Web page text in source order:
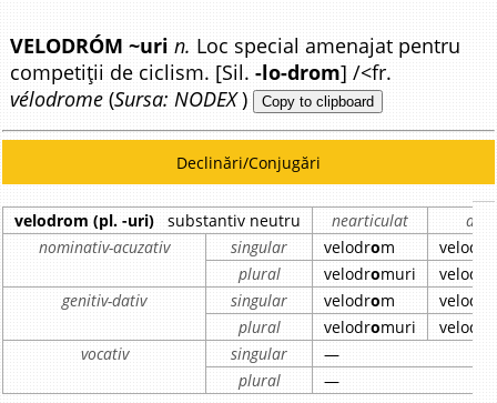
VELODRÓM ~uri n. Loc special amenajat pentru
competiții de ciclism. [Sil.-lo-drom] /<fr.
vélodrome (Sursa: NODEX) Copy to clipboard
Declinări/Conjugări
velodrom (pl. -uri) substantiv neutru nearticulat
nominativ-acuzativ
singular velodrom velodr
plural
velodromuri velodr
genitiv-dativ
singular velodrom velodr
plural
velodromuri velodr
vocativ
singular
—
plural
—